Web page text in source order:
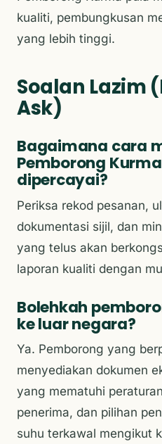
kualiti, pembungkusan
yang lebih tinggi.
Soalan Lazim
Ask)
Bagaimana cara
Pemborong
dipercayai?
Periksa rekod pesanan,
dokumentasi sijil, dan
yang telus akan
laporan kualiti dengan
Bolehkah
ke luar negara?
Ya. Pemborong yang
menyediakan dokumen
yang mematuhi
penerima, dan pilihan
suhu terkawal mengikut